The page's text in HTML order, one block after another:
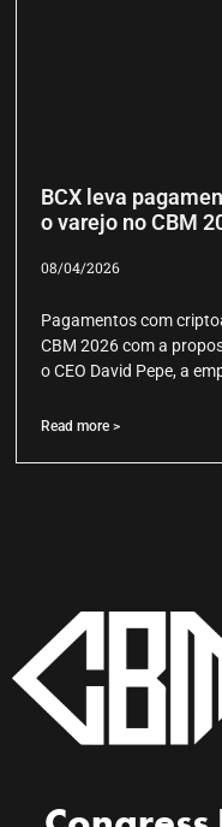
BCX leva
o varejo no CBM
08/04/2026
Pagamentos com
CBM 2026 com a
o CEO David Pepe, a
Read more >